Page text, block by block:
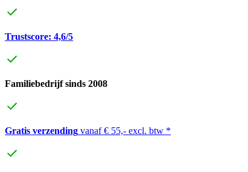
Trustscore: 4,6/5
Familiebedrijf sinds 2008
Gratis verzending vanaf € 55,- excl. btw *